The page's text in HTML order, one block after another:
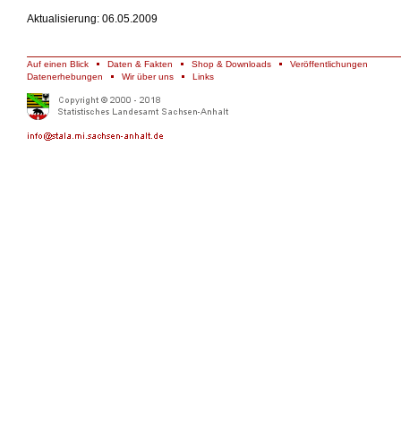
Aktualisierung: 06.05.2009
Auf einen Blick Daten & Fakten Shop & Downloads
Veröffentlichungen
Datenerhebungen
Wir über uns Links